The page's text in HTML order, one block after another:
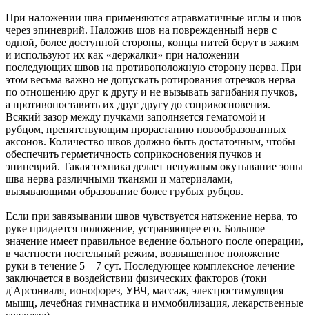
При наложении шва применяются атравматичные иглы и шов
через эпиневрий. Наложив шов на поврежденный нерв с
одной, более доступной стороны, концы нитей берут в зажим
и используют их как «держалки» при наложении
последующих швов на противоположную сторону нерва. При
этом весьма важно не допускать ротирования отрезков нерва
по отношению друг к другу и не вызывать загибания пучков,
а противопоставить их друг другу до соприкосновения.
Всякий зазор между пучками заполняется гематомой и
рубцом, препятствующим прорастанию новообразованных
аксонов. Количество швов должно быть достаточным, чтобы
обеспечить герметичность соприкосновения пучков и
эпиневрий. Такая техника делает ненужным окутывание зоны
шва нерва различными тканями и материалами,
вызывающими образование более грубых рубцов.
Если при завязывании швов чувствуется натяжение нерва, то
руке придается положение, устраняющее его. Большое
значение имеет правильное ведение больного после операции,
в частности постельный режим, возвышенное положение
руки в течение 5—7 сут. Последующее комплексное лечение
заключается в воздействии физических факторов (токи
д'Арсонваля, ионофорез, УВЧ, массаж, электростимуляция
мышц, лечебная гимнастика и иммобилизация, лекарственные